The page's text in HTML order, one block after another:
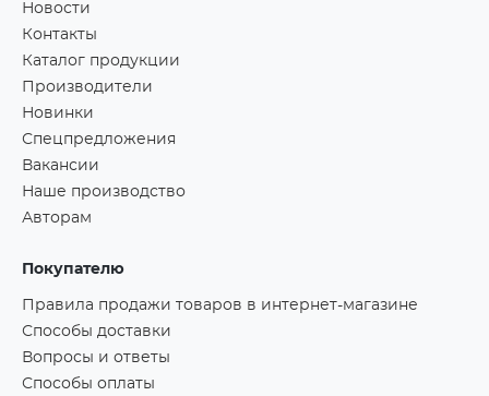
Новости
Контакты
Каталог продукции
Производители
Новинки
Спецпредложения
Вакансии
Наше производство
Авторам
Покупателю
Правила продажи товаров в интернет-магазине
Способы доставки
Вопросы и ответы
Способы оплаты